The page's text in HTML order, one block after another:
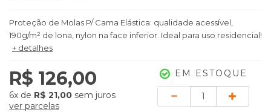
Proteção de Molas P/ Cama Elástica: qualidade acessível,
190g/m² de lona, nylon na face inferior. Ideal para uso residencial!
+ detalhes
R$ 126,00
6x de R$ 21,00 sem juros
ver parcelas
EM ESTOQUE